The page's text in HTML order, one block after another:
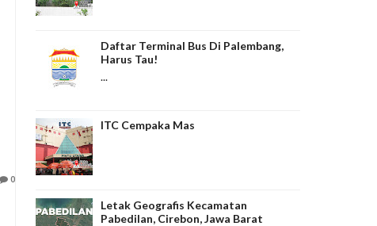
0
Daftar Terminal Bus Di Palembang,
Harus Tau!
...
ITC Cempaka Mas
Letak Geografis Kecamatan
Pabedilan, Cirebon, Jawa Barat